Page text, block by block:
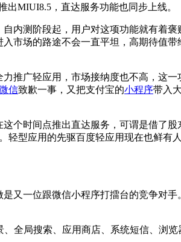
MIUI8.5，直达服务功能也同步上线。
内测阶段起，用户对这项功能就有着褒
市场的路途不会一直平坦，高期待值带
推广轻应用，市场接纳度也不高，这一
信致歉一事，又把支付宝的小程序带入
个时间点推出直达服务，可谓是借了股
轻型应用的先驱百度轻应用现在也鲜有
又一位跟微信小程序打擂台的竞争对手
全局搜索、应用商店、系统短信、浏览